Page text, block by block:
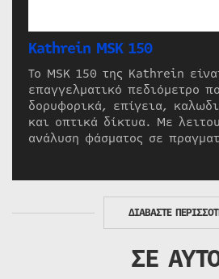
Kathrein MSK 150
Το MSK 150 της Kathrein
επαγγελματικό πεδιόμετρο
δορυφορικά, επίγεια,
και οπτικά δίκτυα. Με
ανάλυση φάσματος σε
ΔΙΑΒΑΣΤΕ
ΣΕ